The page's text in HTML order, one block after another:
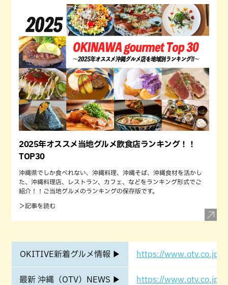
2025年オススメ当地グルメ飲食店ランキング！！
TOP30
沖縄県でしか食べれない、沖縄料理、沖縄そば、沖縄食材を活かし
た、沖縄料理店、レストラン、カフェ、などをランキング形式でご
紹介！！ご当地グルメのランキングの保存版です。
＞記事を読む
OKITIVE新着グルメ情報 ▶ https://www.otv.co.jp/
最新 沖縄（OTV）NEWS ▶ https://www.otv.co.jp/